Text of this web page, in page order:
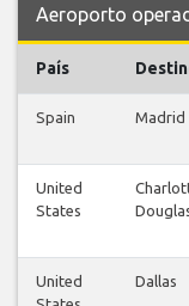
Aeroporto
País
Spain Madrid
United
States
United
Dallas